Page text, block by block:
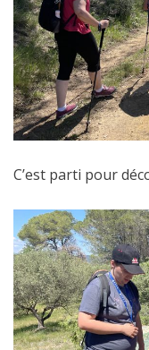
C’est parti pour